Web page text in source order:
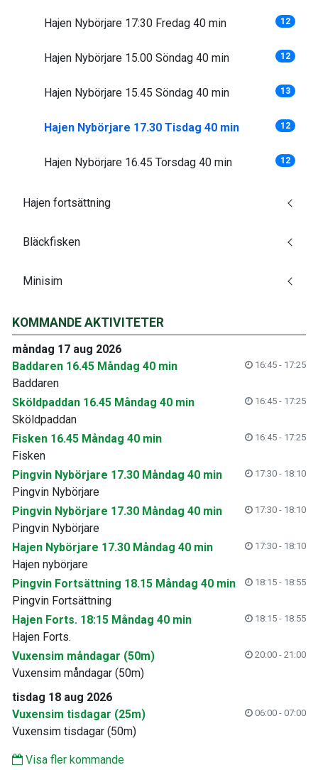
Hajen Nybörjare 17:30 Fredag 40 min 12
Hajen Nybörjare 15.00 Söndag 40 min 12
Hajen Nybörjare 15.45 Söndag 40 min 13
Hajen Nybörjare 17.30 Tisdag 40 min 12
Hajen Nybörjare 16.45 Torsdag 40 min 12
Hajen fortsättning
Bläckfisken
Minisim
KOMMANDE AKTIVITETER
måndag 17 aug 2026
Baddaren 16.45 Måndag 40 min
16:45 - 17:25
Baddaren
Sköldpaddan 16.45 Måndag 40 min
16:45 - 17:25
Sköldpaddan
Fisken 16.45 Måndag 40 min
16:45 - 17:25
Fisken
Pingvin Nybörjare 17.30 Måndag 40 min
17:30 - 18:10
Pingvin Nybörjare
Pingvin Nybörjare 17.30 Måndag 40 min
17:30 - 18:10
Pingvin Nybörjare
Hajen Nybörjare 17.30 Måndag 40 min
17:30 - 18:10
Hajen nybörjare
Pingvin Fortsättning 18.15 Måndag 40 min
18:15 - 18:55
Pingvin Fortsättning
Hajen Forts. 18:15 Måndag 40 min
18:15 - 18:55
Hajen Forts.
Vuxensim måndagar (50m)
20:00 - 21:00
Vuxensim måndagar (50m)
tisdag 18 aug 2026
Vuxensim tisdagar (25m)
06:00 - 07:00
Vuxensim tisdagar (50m)
Visa fler kommande